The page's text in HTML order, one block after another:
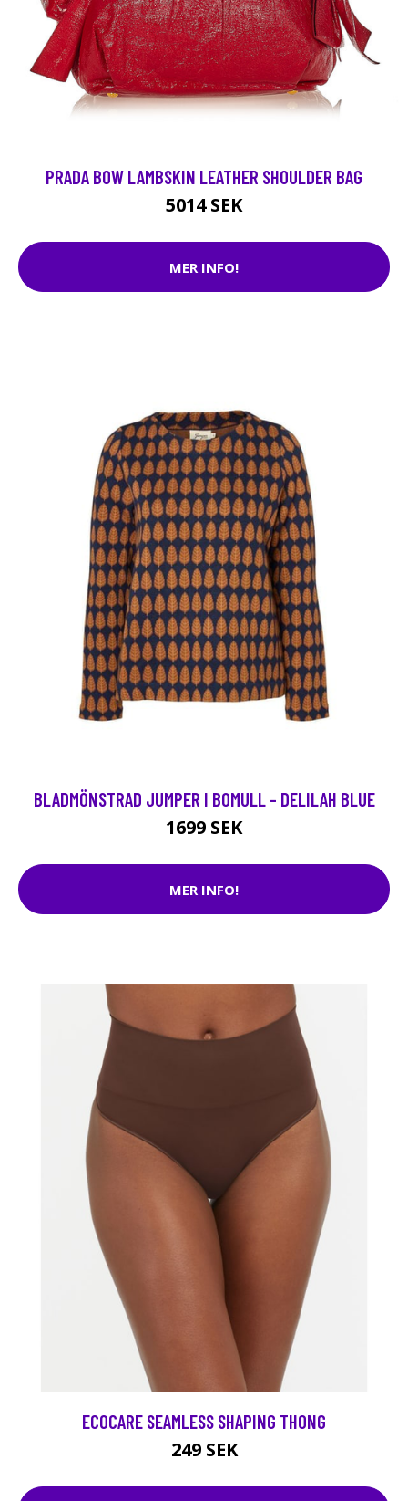
PRADA BOW LAMBSKIN LEATHER SHOULDER BAG
5014 SEK
MER INFO!
BLADMÖNSTRAD JUMPER I BOMULL - DELILAH BLUE
1699 SEK
MER INFO!
ECOCARE SEAMLESS SHAPING THONG
249 SEK